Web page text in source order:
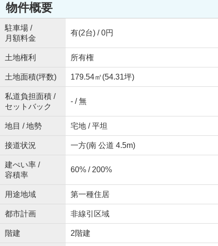
物件概要
駐車場 /
月額料金
有(2台) / 0円
土地権利 所有権
土地面積(坪数) 179.54㎡(54.31坪)
私道負担面積 /
セットバック
- / 無
地目 / 地勢 宅地 / 平坦
接道状況 一方(南 公道 4.5m)
建ぺい率 /
容積率
60% / 200%
用途地域 第一種住居
都市計画 非線引区域
階建 2階建